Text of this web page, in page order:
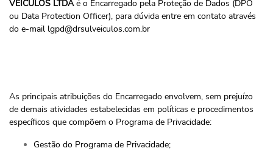
VEICULOS LTDAé o Encarregado pela Proteção de Dados (DPO
ou Data Protection Officer), para dúvida entre em contato através
do e-mail lgpd@drsulveiculos.com.br
As principais atribuições do Encarregado envolvem, sem prejuízo
de demais atividades estabelecidas em políticas e procedimentos
específicos que compõem o Programa de Privacidade:
Gestão do Programa de Privacidade;